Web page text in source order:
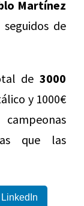
Martínez
de
de 3000
y 1000€
que las
LinkedIn